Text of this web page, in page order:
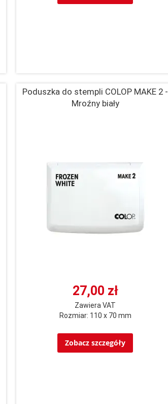
Poduszka do stempli COLOP MAKE 2 -
Mroźny biały
27,00 zł
Zawiera VAT
Rozmiar: 110 x 70 mm
Zobacz szczegóły